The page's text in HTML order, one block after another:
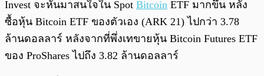
Invest จะหันมาสนใจใน Spot Bitcoin ETF มากขึ้น หลัง
ซื้อหุ้น Bitcoin ETF ของตัวเอง (ARK 21) ไปกว่า 3.78
ล้านดอลลาร์ หลังจากที่พึ่งเทขายหุ้น Bitcoin Futures ETF
ของ ProShares ไปถึง 3.82 ล้านดอลลาร์